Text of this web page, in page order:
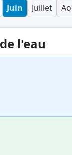
Juin Juillet
l'eau